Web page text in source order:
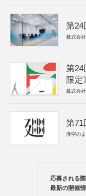
第24
株式会
第24
限定
株式会
第71
漢字の
応募される
最新の開催